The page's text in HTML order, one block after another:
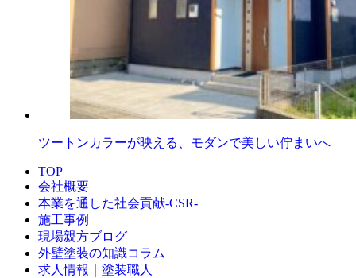
ツートンカラーが映える、モダンで美しい佇まいへ
TOP
会社概要
本業を通した社会貢献-CSR-
施工事例
現場親方ブログ
外壁塗装の知識コラム
求人情報｜塗装職人